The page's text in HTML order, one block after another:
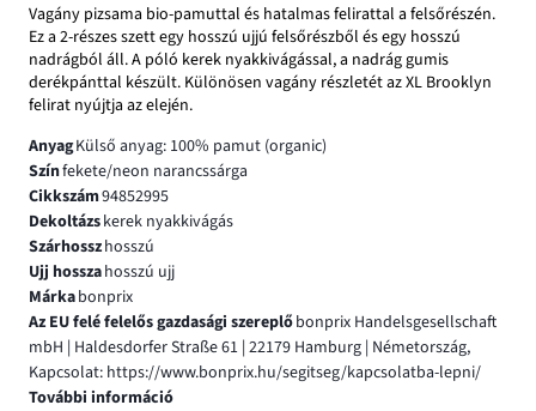
Vagány pizsama bio-pamuttal és hatalmas felirattal a felsőrészén.
Ez a 2-részes szett egy hosszú ujjú felsőrészből és egy hosszú
nadrágból áll. A póló kerek nyakkivágással, a nadrág gumis
derékpánttal készült. Különösen vagány részletét az XL Brooklyn
felirat nyújtja az elején.
AnyagKülső anyag: 100% pamut (organic)
Színfekete/neon narancssárga
Cikkszám94852995
Dekoltázskerek nyakkivágás
Szárhosszhosszú
Ujj hosszahosszú ujj
Márkabonprix
Az EU felé felelős gazdasági szereplőbonprix Handelsgesellschaft
mbH | Haldesdorfer Straße 61 | 22179 Hamburg | Németország,
Kapcsolat: https://www.bonprix.hu/segitseg/kapcsolatba-lepni/
További információ